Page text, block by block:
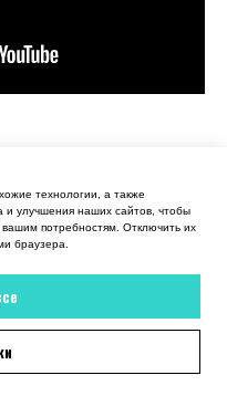
вещей
технологии, а также
и улучшения наших сайтов, чтобы
потребностям. Отключить их
браузера.